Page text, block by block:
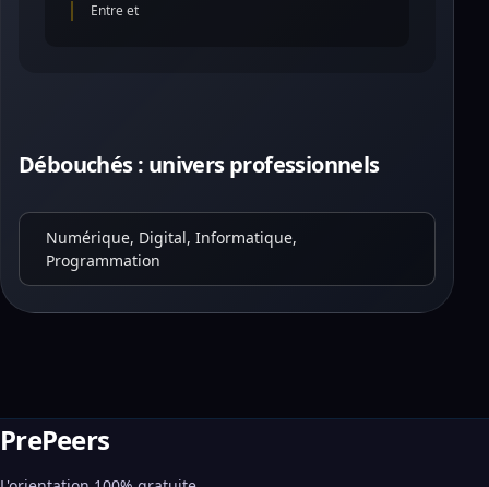
Entre et
Débouchés : univers professionnels
Numérique, Digital, Informatique,
Programmation
PrePeers